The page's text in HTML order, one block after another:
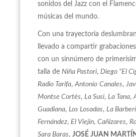
sonidos del Jazz con el
músicas del mundo.
Con una trayectoria
llevado a compartir
con un sinnúmero de
talla de Niña Pastori, Diego “El
Radio Tarifa,Antonio Canales,
Montse Cortés, La Susi, La Tana,
Guadiana, Los Losadas, La
Fernández, El Viejín, Cañizares,
Sara Baras, JOSÉ JUAN